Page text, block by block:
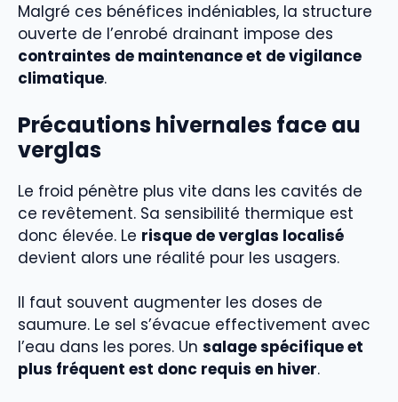
Malgré ces bénéfices indéniables, la structure
ouverte de l’enrobé drainant impose des
contraintes de maintenance et de vigilance
climatique.
Précautions hivernales face au
verglas
Le froid pénètre plus vite dans les cavités de
ce revêtement. Sa sensibilité thermique est
donc élevée. Le risque de verglas localisé
devient alors une réalité pour les usagers.
Il faut souvent augmenter les doses de
saumure. Le sel s’évacue effectivement avec
l’eau dans les pores. Un salage spécifique et
plus fréquent est donc requis en hiver.